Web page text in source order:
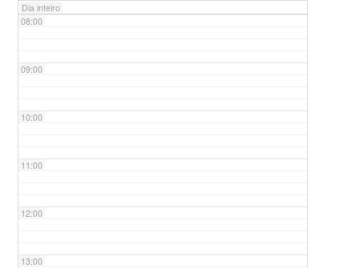
Dia inteiro
08:00
09:00
10:00
11:00
12:00
13:00